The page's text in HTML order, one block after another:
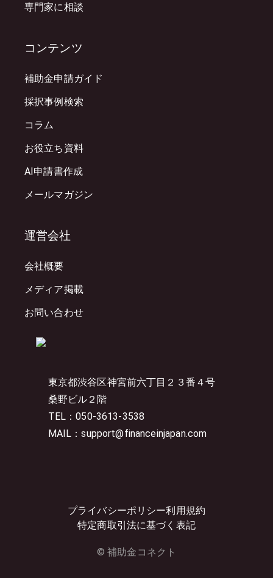
東京都渋谷区神宮前六丁目２３番４号
桑野ビル２階
TEL：050-3613-3538
MAIL：support@financeinjapan.com
プライバシーポリシー利用規約
特定商取引法に基づく表記
© 補助金コネクト
専門家に相談
コンテンツ
補助金申請ガイド
採択事例検索
コラム
お役立ち資料
AI申請書作成
メールマガジン
運営会社
会社概要
メディア掲載
お問い合わせ